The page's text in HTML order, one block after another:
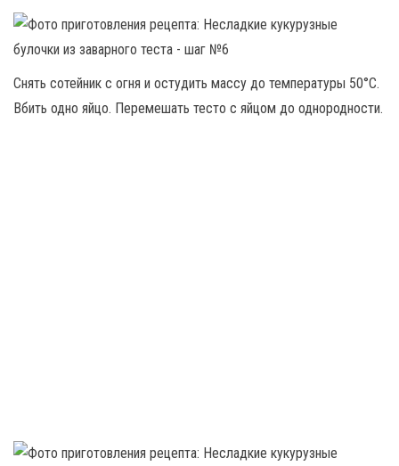
Снять сотейник с огня и остудить массу до температуры 50°С.
Вбить одно яйцо. Перемешать тесто с яйцом до однородности.